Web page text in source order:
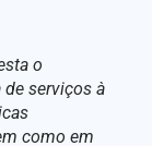
o
serviços à
como em